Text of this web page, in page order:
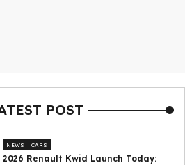
POST
NEWS CARS
2026 Renault Kwid Launch Today: